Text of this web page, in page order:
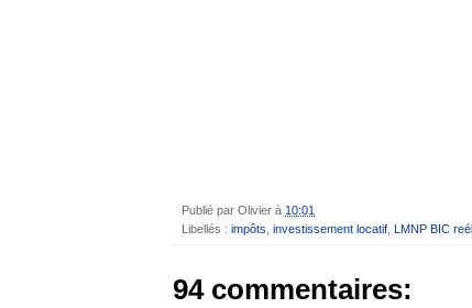
Publié par Olivier à 10:01
Libellés : impôts investissement locatif LMNP BIC reél
94 commentaires: